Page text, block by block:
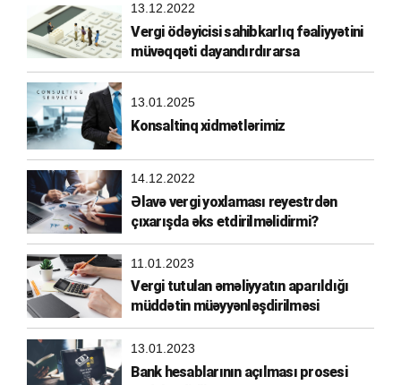
13.12.2022
Vergi ödəyicisi sahibkarlıq fəaliyyətini
müvəqqəti dayandırdırarsa
13.01.2025
Konsaltinq xidmətlərimiz
14.12.2022
Əlavə vergi yoxlaması reyestrdən
çıxarışda əks etdirilməlidirmi?
11.01.2023
Vergi tutulan əməliyyatın aparıldığı
müddətin müəyyənləşdirilməsi
13.01.2023
Bank hesablarının açılması prosesi